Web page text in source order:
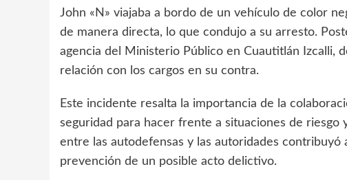
John «N» viajaba a bordo de un vehículo de color
de manera directa, lo que condujo a su arresto.
agencia del Ministerio Público en Cuautitlán Izcalli,
relación con los cargos en su contra.
Este incidente resalta la importancia de la
seguridad para hacer frente a situaciones de riesgo
entre las autodefensas y las autoridades
prevención de un posible acto delictivo.